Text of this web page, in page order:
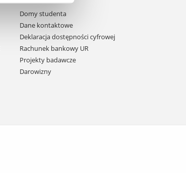
Domy studenta
Dane kontaktowe
Deklaracja dostępności cyfrowej
Rachunek bankowy UR
Projekty badawcze
Darowizny